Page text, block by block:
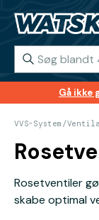
Gå ikke
VVS-System /
Rosetventiler
skabe optimal